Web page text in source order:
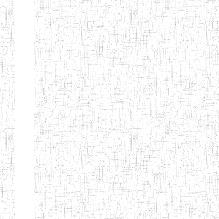
Début Préc. 1 2 3 4 5
6
Suivant
Fin
Etablissements
d'enseignement
secondaire
technique
et
professionnel